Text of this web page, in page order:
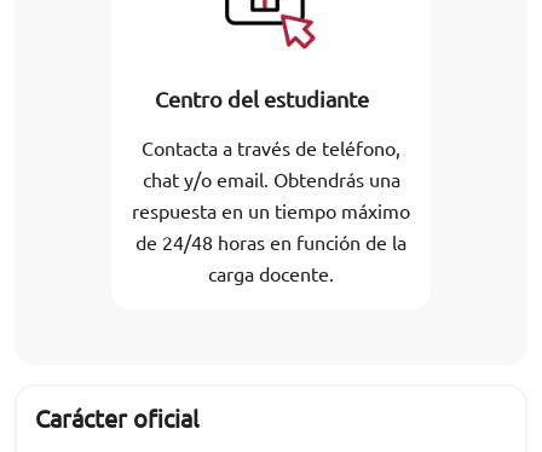
Centro del estudiante
Contacta a través de teléfono,
chat y/o email. Obtendrás una
respuesta en un tiempo máximo
de 24/48 horas en función de la
carga docente.
Carácter oficial